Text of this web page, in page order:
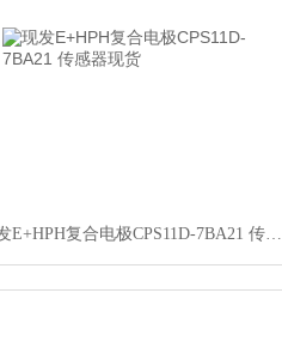
现发E+HPH复合电极CPS11D-7BA21 传感器现货